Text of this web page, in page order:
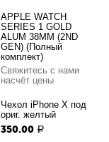
APPLE WATCH
SERIES 1 GOLD
ALUM 38MM (2ND
GEN) (Полный
комплект)
Свяжитесь с нами
насчёт цены
Чехол iPhone X под
ориг. желтый
350.00 Р